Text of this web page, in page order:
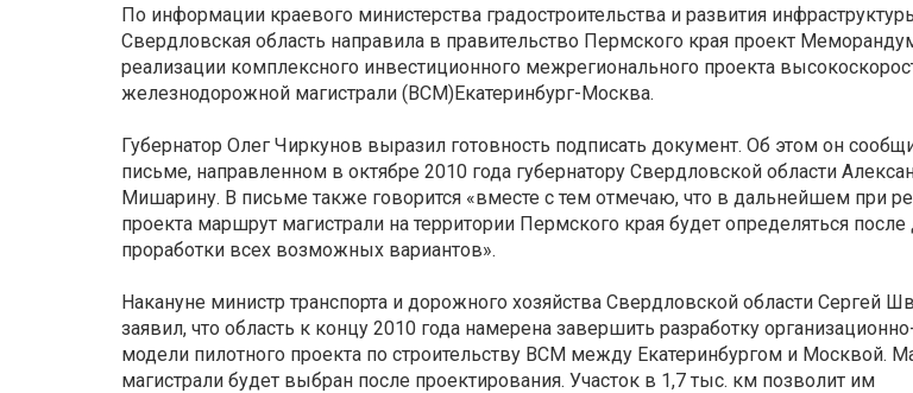
По информации краевого министерства градостроительства и развития
Свердловская область направила в правительство Пермского края проект
реализации комплексного инвестиционного межрегионального проекта
железнодорожной магистрали (ВСМ)Екатеринбург-Москва.
Губернатор Олег Чиркунов выразил готовность подписать документ. Об этом он
письме, направленном в октябре 2010 года губернатору Свердловской области
Мишарину. В письме также говорится «вместе с тем отмечаю, что в дальнейшем при
проекта маршрут магистрали на территории Пермского края будет определяться после
проработки всех возможных вариантов».
Накануне министр транспорта и дорожного хозяйства Свердловской области Сергей
заявил, что область к концу 2010 года намерена завершить разработку
модели пилотного проекта по строительству ВСМ между Екатеринбургом и Москвой.
магистрали будет выбран после проектирования. Участок в 1,7 тыс. км позволит им